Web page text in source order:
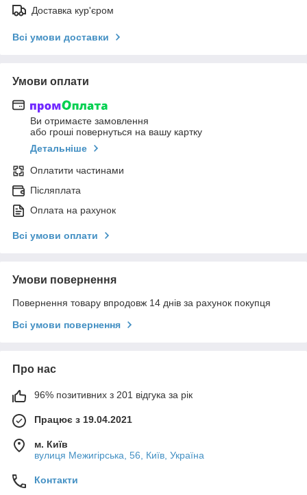
Доставка кур'єром
Всі умови доставки
Умови оплати
Ви отримаєте замовлення
або гроші повернуться на вашу картку
Детальніше
Оплатити частинами
Післяплата
Оплата на рахунок
Всі умови оплати
Умови повернення
Повернення товару впродовж 14 днів за рахунок покупця
Всі умови повернення
Про нас
96% позитивних з 201 відгука за рік
Працює з 19.04.2021
м. Київ
вулиця Межигірська, 56, Київ, Україна
Контакти